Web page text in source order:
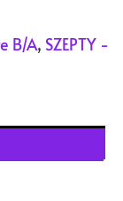
B/A, SZEPTY -